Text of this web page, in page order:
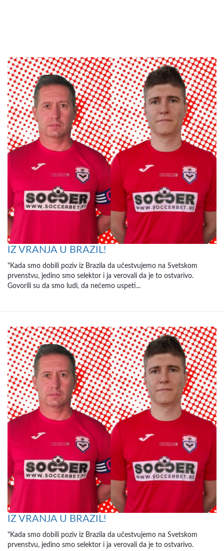
IZ VRANJA U BRAZIL!
"Kada smo dobili poziv iz Brazila da učestvujemo na Svetskom
prvenstvu, jedino smo selektor i ja verovali da je to ostvarivo.
Govorili su da smo ludi, da nećemo uspeti...
IZ VRANJA U BRAZIL!
"Kada smo dobili poziv iz Brazila da učestvujemo na Svetskom
prvenstvu, jedino smo selektor i ja verovali da je to ostvarivo.